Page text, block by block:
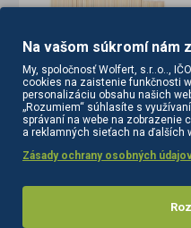
3,10€
Na vašom súkromí nám
My, spoločnosť Wolfert, s.r..o..,
cookies na zaistenie funkčnosti
personalizáciu obsahu našich
„Rozumiem“ súhlasíte s
správaní na webe na zobrazenie
a reklamných sieťach na ďalších
Zásady ochrany osobných